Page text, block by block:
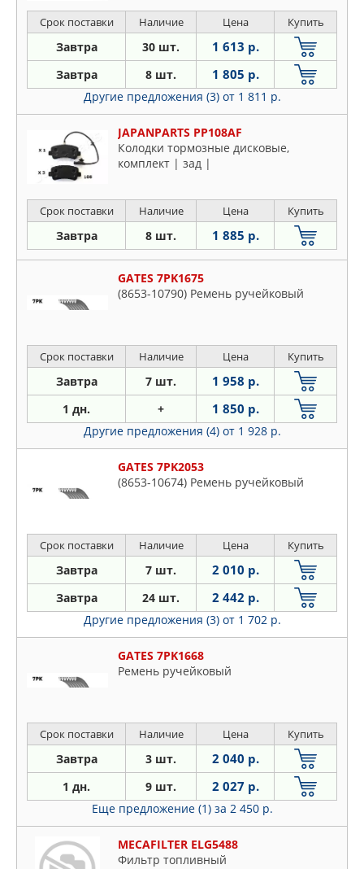
Срок поставки Наличие Цена Купить
Завтра 30 шт. 1 613 р.
Завтра 8 шт. 1 805 р.
Другие предложения (3) от 1 811 р.
JAPANPARTS PP108AF
Колодки тормозные дисковые,
комплект | зад |
Срок поставки Наличие Цена Купить
Завтра 8 шт. 1 885 р.
GATES 7PK1675
(8653-10790) Ремень ручейковый
Срок поставки Наличие Цена Купить
Завтра 7 шт. 1 958 р.
1 дн. + 1 850 р.
Другие предложения (4) от 1 928 р.
GATES 7PK2053
(8653-10674) Ремень ручейковый
Срок поставки Наличие Цена Купить
Завтра 7 шт. 2 010 р.
Завтра 24 шт. 2 442 р.
Другие предложения (3) от 1 702 р.
GATES 7PK1668
Ремень ручейковый
Срок поставки Наличие Цена Купить
Завтра 3 шт. 2 040 р.
1 дн. 9 шт. 2 027 р.
Еще предложение (1) за 2 450 р.
MECAFILTER ELG5488
Фильтр топливный